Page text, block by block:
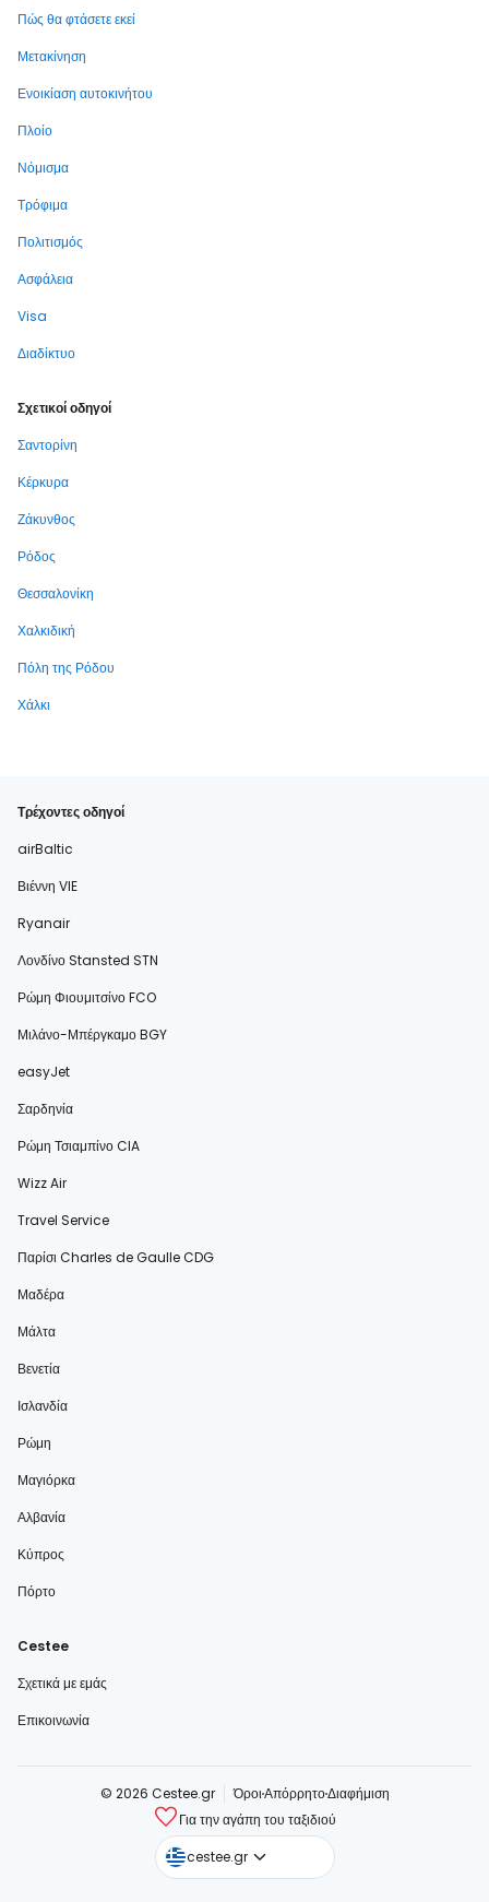
Πώς θα φτάσετε εκεί
Μετακίνηση
Ενοικίαση αυτοκινήτου
Πλοίο
Νόμισμα
Τρόφιμα
Πολιτισμός
Ασφάλεια
Visa
Διαδίκτυο
Σχετικοί οδηγοί
Σαντορίνη
Κέρκυρα
Ζάκυνθος
Ρόδος
Θεσσαλονίκη
Χαλκιδική
Πόλη της Ρόδου
Χάλκι
Τρέχοντες οδηγοί
airBaltic
Βιέννη VIE
Ryanair
Λονδίνο Stansted STN
Ρώμη Φιουμιτσίνο FCO
Μιλάνο-Μπέργκαμο BGY
easyJet
Σαρδηνία
Ρώμη Τσιαμπίνο CIA
Wizz Air
Travel Service
Παρίσι Charles de Gaulle CDG
Μαδέρα
Μάλτα
Βενετία
Ισλανδία
Ρώμη
Μαγιόρκα
Αλβανία
Κύπρος
Πόρτο
Cestee
Σχετικά με εμάς
Επικοινωνία
© 2026 Cestee.gr ΌροιΑπόρρητοΔιαφήμιση
Για την αγάπη του ταξιδιού
cestee.gr
cestee.com
cestee.sk